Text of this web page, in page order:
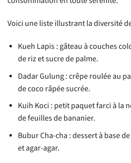
Voici une liste illustrant la diversité
Kueh Lapis : gâteau à couches
de riz et sucre de palme.
Dadar Gulung : crêpe roulée au
de coco râpée sucrée.
Kuih Koci : petit paquet farci à la
de feuilles de bananier.
Bubur Cha-cha : dessert à base
et agar-agar.